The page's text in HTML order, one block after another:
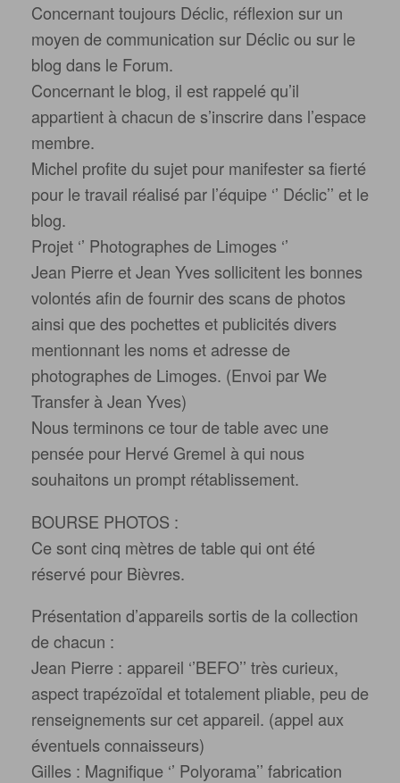
Concernant toujours Déclic, réflexion sur un
moyen de communication sur Déclic ou sur le
blog dans le Forum.
Concernant le blog, il est rappelé qu’il
appartient à chacun de s’inscrire dans l’espace
membre.
Michel profite du sujet pour manifester sa fierté
pour le travail réalisé par l’équipe ‘’ Déclic’’ et le
blog.
Projet ‘’ Photographes de Limoges ‘’
Jean Pierre et Jean Yves sollicitent les bonnes
volontés afin de fournir des scans de photos
ainsi que des pochettes et publicités divers
mentionnant les noms et adresse de
photographes de Limoges. (Envoi par We
Transfer à Jean Yves)
Nous terminons ce tour de table avec une
pensée pour Hervé Gremel à qui nous
souhaitons un prompt rétablissement.
BOURSE PHOTOS :
Ce sont cinq mètres de table qui ont été
réservé pour Bièvres.
Présentation d’appareils sortis de la collection
de chacun :
Jean Pierre : appareil ‘’BEFO’’ très curieux,
aspect trapézoïdal et totalement pliable, peu de
renseignements sur cet appareil. (appel aux
éventuels connaisseurs)
Gilles : Magnifique ‘’ Polyorama’’ fabrication